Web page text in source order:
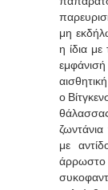
μη
η ίδια
ο
με
άρρωστο